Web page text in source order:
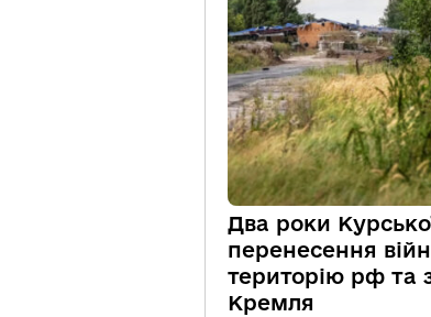
Два роки
перенесення
територію рф та
Кремля